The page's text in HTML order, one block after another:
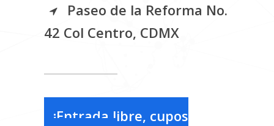
Paseo de la Reforma No.
42 Col Centro, CDMX
¡Entrada libre, cupos